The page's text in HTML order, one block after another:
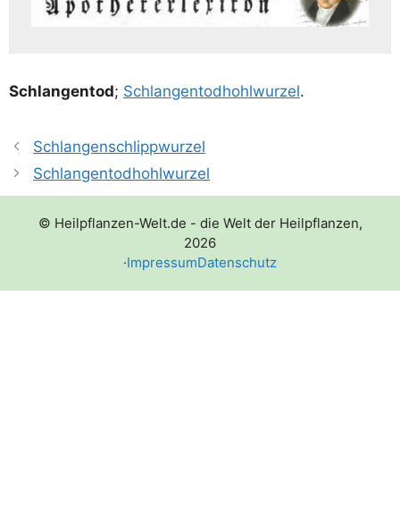
Schlan­gen­tod; Schlan­gen­tod­hohl­wur­zel.
Schlangenschlippwurzel
Schlangentodhohlwurzel
© Heilpflanzen-Welt.de - die Welt der Heilpflanzen,
2026
·ImpressumDatenschutz